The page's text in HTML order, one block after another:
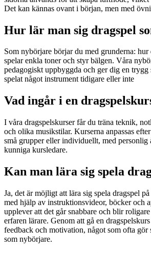
Det kan kännas ovant i början, men med
Hur lär man sig dragspel
Som nybörjare börjar du med grunderna:
spelar enkla toner och styr bälgen. Våra
pedagogiskt uppbyggda och ger dig en trygg
spelat något instrument tidigare eller inte
Vad ingår i en
I våra dragspelskurser får du träna teknik,
och olika musikstilar. Kurserna anpassas
små grupper eller individuellt, med personlig
kunniga kursledare.
Kan man lära sig spela
Ja, det är möjligt att lära sig spela dragspel
med hjälp av instruktionsvideor, böcker och
upplever att det går snabbare och blir
erfaren lärare. Genom att gå en
feedback och motivation, något som ofta gör
som nybörjare.